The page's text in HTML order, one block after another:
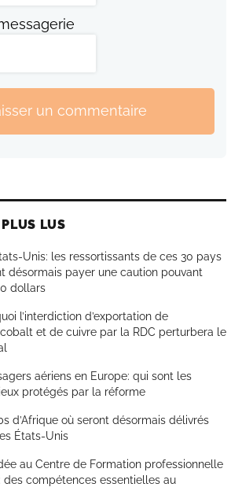
un commentaire
LUS
Unis: les ressortissants de ces 30 pays
désormais payer une caution pouvant
dollars
l’interdiction d’exportation de
et de cuivre par la RDC perturbera le
aériens en Europe: qui sont les
protégés par la réforme
d’Afrique où seront désormais délivrés
États-Unis
au Centre de Formation professionnelle
des compétences essentielles au